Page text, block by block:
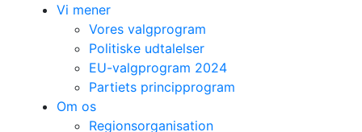
Vi mener
Vores valgprogram
Politiske udtalelser
EU-valgprogram 2024
Partiets principprogram
Om os
Regionsorganisation